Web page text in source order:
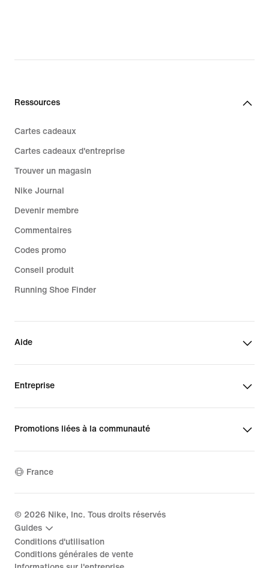
Ressources
Cartes cadeaux
Cartes cadeaux d'entreprise
Trouver un magasin
Nike Journal
Devenir membre
Commentaires
Codes promo
Conseil produit
Running Shoe Finder
Aide
Entreprise
Promotions liées à la communauté
France
© 2026 Nike, Inc. Tous droits réservés
Guides
Conditions d'utilisation
Conditions générales de vente